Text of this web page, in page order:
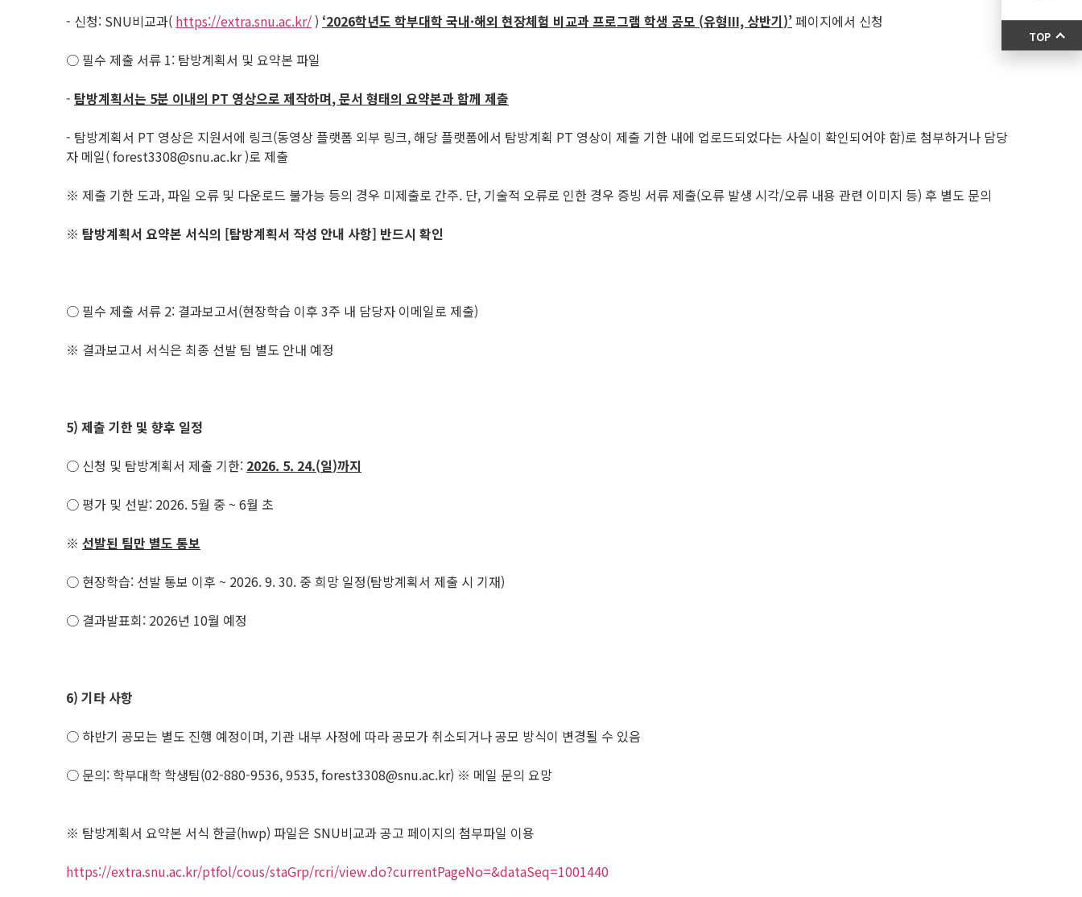
- 신청: SNU비교과( https://extra.snu.ac.kr/) ‘2026학년도 학부대학 국내·해외 현장체험 비교과 프로그램 학생 공모 (유형III, 상반기)’페이지에서 신청
○ 필수 제출 서류 1: 탐방계획서 및 요약본 파일
- 탐방계획서는 5분 이내의 PT 영상으로 제작하며,문서 형태의 요약본과 함께 제출
- 탐방계획서 PT 영상은 지원서에 링크(동영상 플랫폼 외부 링크, 해당 플랫폼에서 탐방계획 PT 영상이 제출 기한 내에 업로드되었다는 사실이 확인되어야 함)로 첨부하거나 담당
자 메일( forest3308@snu.ac.kr )로 제출
※ 제출 기한 도과, 파일 오류 및 다운로드 불가능 등의 경우 미제출로 간주. 단, 기술적 오류로 인한 경우 증빙 서류 제출(오류 발생 시각/오류 내용 관련 이미지 등) 후 별도 문의
※ 탐방계획서 요약본 서식의 [탐방계획서 작성 안내 사항] 반드시 확인
○ 필수 제출 서류 2: 결과보고서(현장학습 이후 3주 내 담당자 이메일로 제출)
※ 결과보고서 서식은 최종 선발 팀 별도 안내 예정
5) 제출 기한 및 향후 일정
○ 신청 및 탐방계획서 제출 기한: 2026. 5. 24.(일)까지
○ 평가 및 선발: 2026. 5월 중 ~ 6월 초
※ 선발된 팀만 별도 통보
○ 현장학습: 선발 통보 이후 ~ 2026. 9. 30. 중 희망 일정(탐방계획서 제출 시 기재)
○ 결과발표회: 2026년 10월 예정
6) 기타 사항
○ 하반기 공모는 별도 진행 예정이며, 기관 내부 사정에 따라 공모가 취소되거나 공모 방식이 변경될 수 있음
○ 문의: 학부대학 학생팀(02-880-9536, 9535, forest3308@snu.ac.kr) ※ 메일 문의 요망
※ 탐방계획서 요약본 서식 한글(hwp) 파일은 SNU비교과 공고 페이지의 첨부파일 이용
https://extra.snu.ac.kr/ptfol/cous/staGrp/rcri/view.do?currentPageNo=&dataSeq=1001440
TOP